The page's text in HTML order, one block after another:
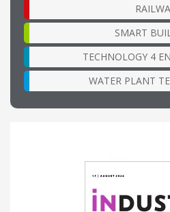
SMART
TECHNOLOGY 4
WATER PLANT